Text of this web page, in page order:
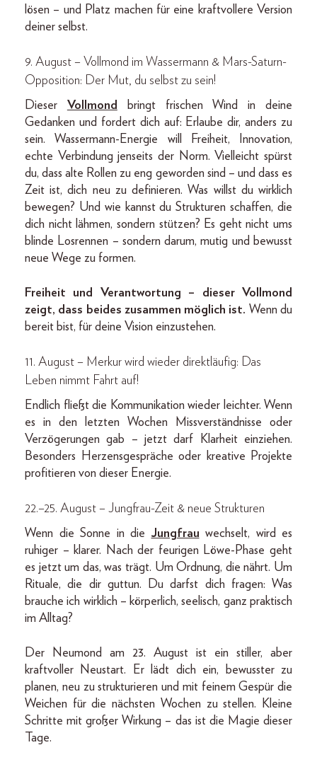
lösen – und Platz machen für eine kraftvollere Version
deiner selbst.
9. August – Vollmond im Wassermann & Mars-Saturn-
Opposition: Der Mut, du selbst zu sein!
Dieser Vollmond
bringt frischen Wind in deine
Gedanken und fordert dich auf: Erlaube dir, anders zu
sein. Wassermann-Energie will Freiheit, Innovation,
echte Verbindung jenseits der Norm. Vielleicht spürst
du, dass alte Rollen zu eng geworden sind – und dass es
Zeit ist, dich neu zu definieren. Was willst du wirklich
bewegen? Und wie kannst du Strukturen schaffen, die
dich nicht lähmen, sondern stützen? Es geht nicht ums
blinde Losrennen – sondern darum, mutig und bewusst
neue Wege zu formen.
Freiheit und Verantwortung – dieser Vollmond
zeigt, dass beides zusammen möglich ist. Wenn du
bereit bist, für deine Vision einzustehen.
11. August – Merkur wird wieder direktläufig: Das
Leben nimmt Fahrt auf!
Endlich fließt die Kommunikation wieder leichter. Wenn
es in den letzten Wochen Missverständnisse oder
Verzögerungen gab – jetzt darf Klarheit einziehen.
Besonders Herzensgespräche oder kreative Projekte
profitieren von dieser Energie.
22.–25. August – Jungfrau-Zeit & neue Strukturen
Wenn die Sonne in die Jungfrau wechselt, wird es
ruhiger – klarer. Nach der feurigen Löwe-Phase geht
es jetzt um das, was trägt. Um Ordnung, die nährt. Um
Rituale, die dir guttun. Du darfst dich fragen: Was
brauche ich wirklich – körperlich, seelisch, ganz praktisch
im Alltag?
Der Neumond am 23. August ist ein stiller, aber
kraftvoller Neustart. Er lädt dich ein, bewusster zu
planen, neu zu strukturieren und mit feinem Gespür die
Weichen für die nächsten Wochen zu stellen. Kleine
Schritte mit großer Wirkung – das ist die Magie dieser
Tage.